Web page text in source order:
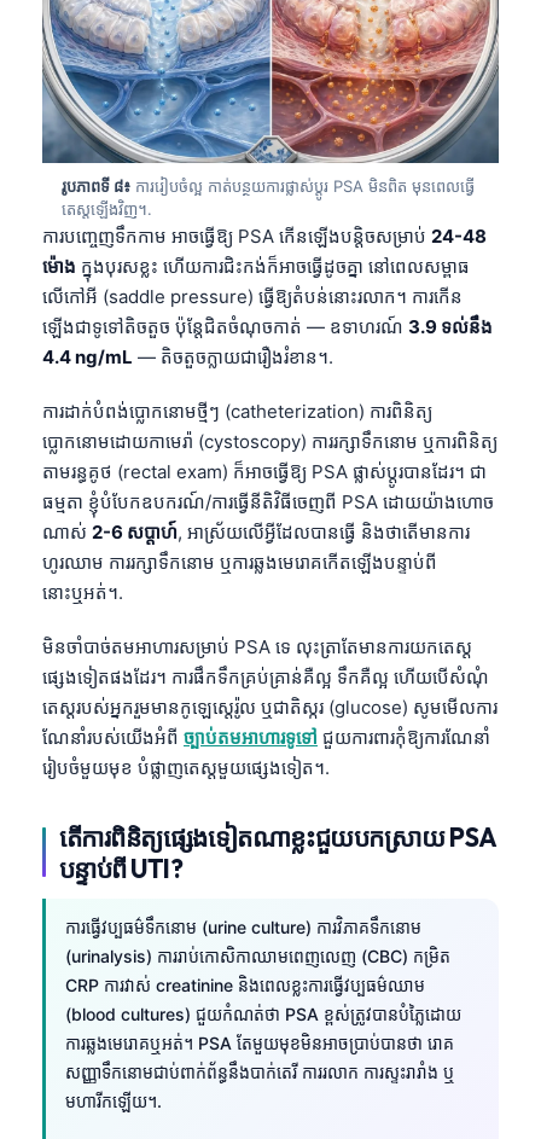
រូបភាពទី ៨៖ ការរៀបចំល្អ កាត់បន្ថយការផ្លាស់ប្តូរ PSA មិនពិត មុនពេលធ្វើ
តេស្តឡើងវិញ។.
ការបញ្ចេញទឹកកាម អាចធ្វើឱ្យ PSA កើនឡើងបន្តិចសម្រាប់ 24-48
ម៉ោង ក្នុងបុរសខ្លះ ហើយការជិះកង់ក៏អាចធ្វើដូចគ្នា នៅពេលសម្ពាធ
លើកៅអី (saddle pressure) ធ្វើឱ្យតំបន់នោះរលាក។ ការកើន
ឡើងជាទូទៅតិចតួច ប៉ុន្តែជិតចំណុចកាត់ — ឧទាហរណ៍ 3.9 ទល់នឹង
4.4 ng/mL — តិចតួចក្លាយជារឿងរំខាន។.
ការដាក់បំពង់ប្លោកនោមថ្មីៗ (catheterization) ការពិនិត្យ
ប្លោកនោមដោយកាមេរ៉ា (cystoscopy) ការរក្សាទឹកនោម ឬការពិនិត្យ
តាមរន្ធគូថ (rectal exam) ក៏អាចធ្វើឱ្យ PSA ផ្លាស់ប្តូរបានដែរ។ ជា
ធម្មតា ខ្ញុំបំបែកឧបករណ៍/ការធ្វើនីតិវិធីចេញពី PSA ដោយយ៉ាងហោច
ណាស់ 2-6 សប្តាហ៍, អាស្រ័យលើអ្វីដែលបានធ្វើ និងថាតើមានការ
ហូរឈាម ការរក្សាទឹកនោម ឬការឆ្លងមេរោគកើតឡើងបន្ទាប់ពី
នោះឬអត់។.
មិនចាំបាច់តមអាហារសម្រាប់ PSA ទេ លុះត្រាតែមានការយកតេស្ត
ផ្សេងទៀតផងដែរ។ ការផឹកទឹកគ្រប់គ្រាន់គឺល្អ ទឹកគឺល្អ ហើយបើសំណុំ
តេស្តរបស់អ្នករួមមានកូឡេស្តេរ៉ូល ឬជាតិស្ករ (glucose) សូមមើលការ
ណែនាំរបស់យើងអំពី ច្បាប់តមអាហារទូទៅ ជួយការពារកុំឱ្យការណែនាំ
រៀបចំមួយមុខ បំផ្លាញតេស្តមួយផ្សេងទៀត។.
តើការពិនិត្យផ្សេងទៀតណាខ្លះជួយបកស្រាយ PSA
បន្ទាប់ពី UTI?
ការធ្វើវប្បធម៌ទឹកនោម (urine culture) ការវិភាគទឹកនោម
(urinalysis) ការរាប់កោសិកាឈាមពេញលេញ (CBC) កម្រិត
CRP ការវាស់ creatinine និងពេលខ្លះការធ្វើវប្បធម៌ឈាម
(blood cultures) ជួយកំណត់ថា PSA ខ្ពស់ត្រូវបានបំភ្លៃដោយ
ការឆ្លងមេរោគឬអត់។ PSA តែមួយមុខមិនអាចប្រាប់បានថា រោគ
សញ្ញាទឹកនោមជាប់ពាក់ព័ន្ធនឹងបាក់តេរី ការរលាក ការស្ទះរារាំង ឬ
មហារីកឡើយ។.
Svenska
Bosanski
Azərbaycan dili
Eesti
日本語
ქართული
Русский
Lietuvių kalba
Polski
한국어
Slovenščina
Shqip
اردو
मराठी
తెలుగు
ગુજરાતી
ಕನ್ನಡ
മലയാളം
Bahasa Melayu
Tiếng Việt
Tagalog
ไทย
ဗမာစာ
Kiswahili